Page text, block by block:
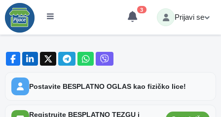
3
Prijavi se
Postavite BESPLATNO OGLAS kao fizičko lice!
Registrujte BESPLATNO TEZGU i